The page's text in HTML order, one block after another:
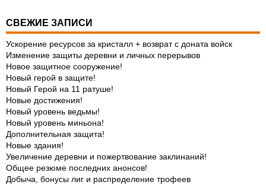
СВЕЖИЕ ЗАПИСИ
Ускорение ресурсов за кристалл + возврат с доната войск
Изменение защиты деревни и личных перерывов
Новое защитное сооружение!
Новый герой в защите!
Новый Герой на 11 ратуше!
Новые достижения!
Новый уровень ведьмы!
Новый уровень миньона!
Дополнительная защита!
Новые здания!
Увеличение деревни и пожертвование заклинаний!
Общее резюме последних анонсов!
Добыча, бонусы лиг и распределение трофеев